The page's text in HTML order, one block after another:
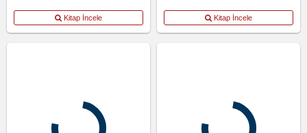
Kitap İncele Kitap İncele